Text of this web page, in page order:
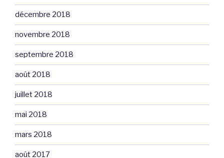
décembre 2018
novembre 2018
septembre 2018
août 2018
juillet 2018
mai 2018
mars 2018
août 2017